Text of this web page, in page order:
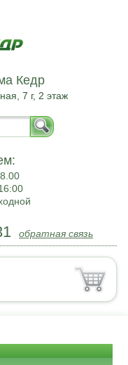
Кедр
7 г, 2 этаж
обратная связь